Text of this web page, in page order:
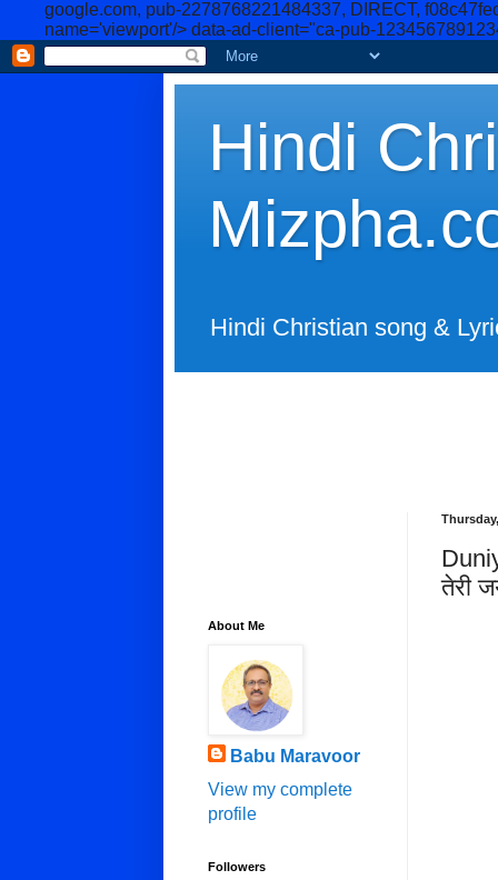
google.com, pub-2278768221484337, DIRECT,
name='viewport'/> data-ad-client="ca-pub-
Hindi
Hindi Christian song &
तेरी
About Me
Babu Maravoor
View my complete
profile
Followers